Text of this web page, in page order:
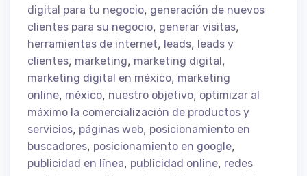
digital para tu negocio, generación de nuevos
clientes para su negocio, generar visitas,
herramientas de internet, leads, leads y
clientes, marketing, marketing digital,
marketing digital en méxico, marketing
online, méxico, nuestro objetivo, optimizar al
máximo la comercialización de productos y
servicios, páginas web, posicionamiento en
buscadores, posicionamiento en google,
publicidad en línea, publicidad online, redes